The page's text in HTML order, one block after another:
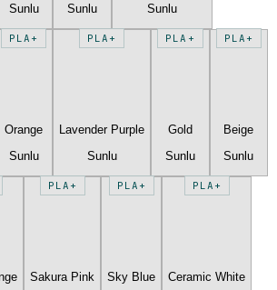
Sunlu
Sunlu
Sunlu
PLA+
Orange
Sunlu
PLA+
Lavender Purple
Sunlu
PLA+
Gold
Sunlu
PLA+
Beige
Sunlu
PLA+
Sakura Pink
PLA+
Sky Blue
PLA+
Ceramic White